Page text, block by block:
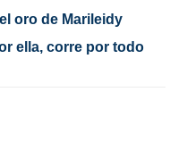
oro de Marileidy
ella, corre por todo